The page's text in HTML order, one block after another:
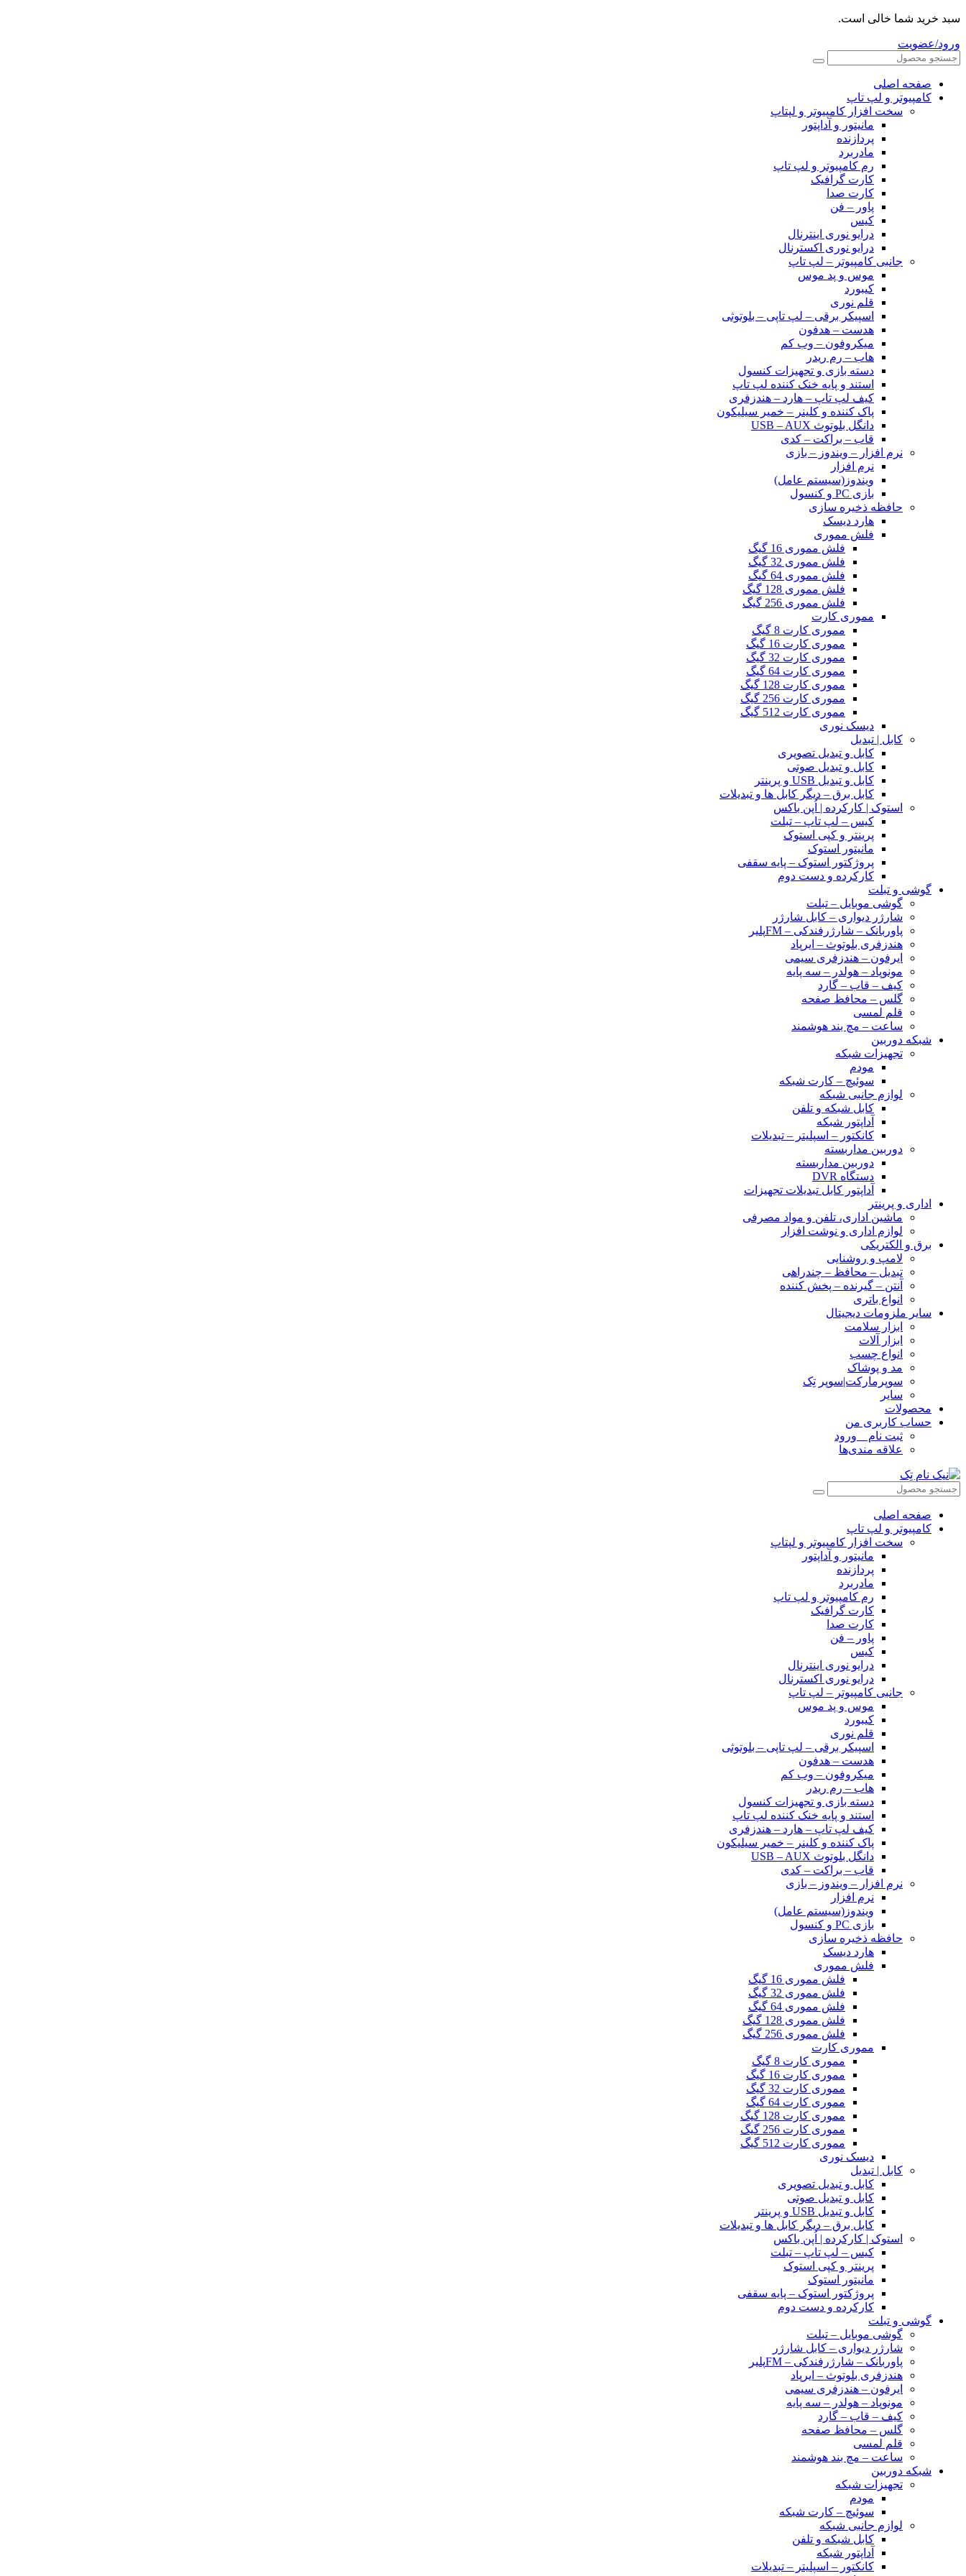
سبد خرید شما خالی است.
ورود/عضویت
صفحه اصلی
کامپیوتر و‌‌‌‌‌ لپ تاپ
سخت افزار کامپیوتر و لپتاپ
مانیتور و آداپتور
پردازنده
مادربرد
رم کامپیوتر و لپ تاپ
کارت گرافیک
کارت صدا
پاور – فن
کیس
درایو نوری اینترنال
درایو نوری اکسترنال
جانبی کامپیوتر – لپ تاپ
موس و پد موس
کیبورد
قلم نوری
اسپیکر برقی – لپ تاپی – بلوتوثی
هدست – هدفون
میکروفون – وب کم
هاب – رم ریدر
دسته بازی و تجهیزات کنسول
استند و پایه خنک کننده لپ تاپ
کیف لپ تاپ – هارد – هندزفری
پاک کننده و کلینر – خمیر سیلیکون
دانگل بلوتوث USB – AUX
قاب – براکت – کدی
نرم افزار – ویندوز – بازی
نرم افزار
ویندوز(سیستم عامل)
بازی PC و کنسول
حافظه ذخیره سازی
هارد دیسک
فلش مموری
فلش مموری 16 گیگ
فلش مموری 32 گیگ
فلش مموری 64 گیگ
فلش مموری 128 گیگ
فلش مموری 256 گیگ
مموری کارت
مموری کارت 8 گیگ
مموری کارت 16 گیگ
مموری کارت 32 گیگ
مموری کارت 64 گیگ
مموری کارت 128 گیگ
مموری کارت 256 گیگ
مموری کارت 512 گیگ
دیسک نوری
کابل | تبدیل
کابل و تبدیل تصویری
کابل و تبدیل صوتی
کابل و تبدیل USB و پرینتر
کابل برق – دیگر کابل ها و تبدیلات
استوک | کارکرده | اُپن باکس
کیس – لپ تاپ – تبلت
پرینتر و کپی استوک
مانیتور استوک
پروژکتور استوک – پایه سقفی
کارکرده و دست دوم
گوشی و تبلت
گوشی موبایل – تبلت
شارژر دیواری – کابل شارژر
پاوربانک – شارژرفندکی – FMپلیر
هندزفری بلوتوث – ایرپاد
ایرفون – هندزفری سیمی
مونوپاد – هولدر – سه پایه
کیف – قاب – گارد
گلس – محافظ صفحه
قلم لمسی
ساعت – مچ بند هوشمند
شبکه دوربین
تجهیزات شبکه
مودم
سوئیچ – کارت شبکه
لوازم جانبی شبکه
کابل شبکه و تلفن
آداپتور شبکه
کانکتور – اسپلیتر – تبدیلات
دوربین مداربسته
دوربین مداربسته
دستگاه DVR
آداپتور کابل تبدیلات تجهیزات
اداری و پرینتر
ماشین اداری، تلفن و مواد مصرفی
لوازم اداری و نوشت افزار
برق و الکتریکی
لامپ و روشنایی
تبدیل – محافظ – چندراهی
آنتن – گیرنده – پخش کننده
انواع باتری
سایر ملزومات دیجیتال
ابزار سلامت
ابزار آلات
انواع چسب
مد و پوشاک
سوپرمارکت|سوپر تِک
سایر
محصولات
حساب کاربری من
ثبت نام _ ورود
علاقه مندی‌ها
صفحه اصلی
کامپیوتر و‌‌‌‌‌ لپ تاپ
سخت افزار کامپیوتر و لپتاپ
مانیتور و آداپتور
پردازنده
مادربرد
رم کامپیوتر و لپ تاپ
کارت گرافیک
کارت صدا
پاور – فن
کیس
درایو نوری اینترنال
درایو نوری اکسترنال
جانبی کامپیوتر – لپ تاپ
موس و پد موس
کیبورد
قلم نوری
اسپیکر برقی – لپ تاپی – بلوتوثی
هدست – هدفون
میکروفون – وب کم
هاب – رم ریدر
دسته بازی و تجهیزات کنسول
استند و پایه خنک کننده لپ تاپ
کیف لپ تاپ – هارد – هندزفری
پاک کننده و کلینر – خمیر سیلیکون
دانگل بلوتوث USB – AUX
قاب – براکت – کدی
نرم افزار – ویندوز – بازی
نرم افزار
ویندوز(سیستم عامل)
بازی PC و کنسول
حافظه ذخیره سازی
هارد دیسک
فلش مموری
فلش مموری 16 گیگ
فلش مموری 32 گیگ
فلش مموری 64 گیگ
فلش مموری 128 گیگ
فلش مموری 256 گیگ
مموری کارت
مموری کارت 8 گیگ
مموری کارت 16 گیگ
مموری کارت 32 گیگ
مموری کارت 64 گیگ
مموری کارت 128 گیگ
مموری کارت 256 گیگ
مموری کارت 512 گیگ
دیسک نوری
کابل | تبدیل
کابل و تبدیل تصویری
کابل و تبدیل صوتی
کابل و تبدیل USB و پرینتر
کابل برق – دیگر کابل ها و تبدیلات
استوک | کارکرده | اُپن باکس
کیس – لپ تاپ – تبلت
پرینتر و کپی استوک
مانیتور استوک
پروژکتور استوک – پایه سقفی
کارکرده و دست دوم
گوشی و تبلت
گوشی موبایل – تبلت
شارژر دیواری – کابل شارژر
پاوربانک – شارژرفندکی – FMپلیر
هندزفری بلوتوث – ایرپاد
ایرفون – هندزفری سیمی
مونوپاد – هولدر – سه پایه
کیف – قاب – گارد
گلس – محافظ صفحه
قلم لمسی
ساعت – مچ بند هوشمند
شبکه دوربین
تجهیزات شبکه
مودم
سوئیچ – کارت شبکه
لوازم جانبی شبکه
کابل شبکه و تلفن
آداپتور شبکه
کانکتور – اسپلیتر – تبدیلات